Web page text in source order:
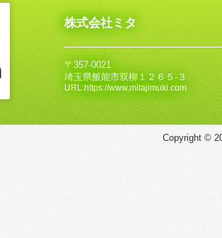
株式会社ミタ
〒357-0021
埼玉県飯能市双柳１２６５‐３
URL:https://www.mitajimuki.com
Copyright ©